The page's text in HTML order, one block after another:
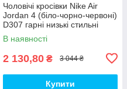
Чоловічі кросівки Nike Air
Jordan 4 (біло-чорно-червоні)
D307 гарні низькі стильні
кроси топ
В наявності
2 130,80 ₴ 3 044 ₴
Купити